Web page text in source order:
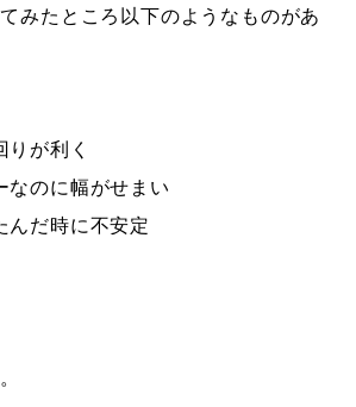
みたところ以下のようなものがあ
りが利く
なのに幅がせまい
んだ時に不安定